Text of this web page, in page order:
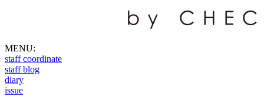
MENU:
staff coordinate
staff blog
diary
issue